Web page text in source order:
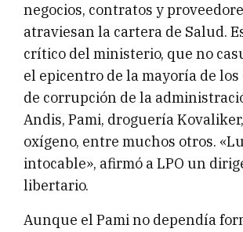
negocios, contratos y
atraviesan la cartera de Salud.
crítico del ministerio, que no
el epicentro de la mayoría de los
de corrupción de la
Andis, Pami, droguería
oxígeno, entre muchos otros.
intocable», afirmó a LPO un
libertario.
Aunque el Pami no dependía